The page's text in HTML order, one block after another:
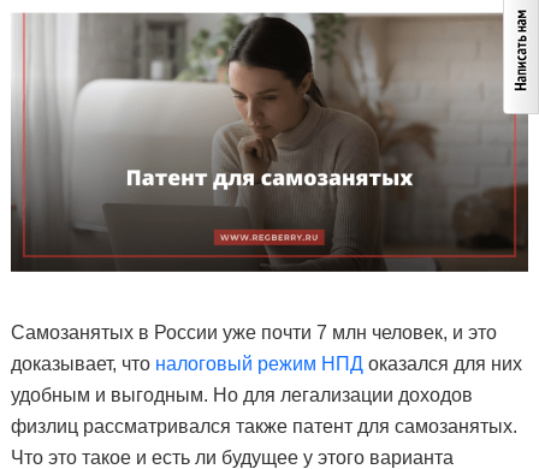
Самозанятых в России уже почти 7 млн человек, и это
доказывает, что налоговый режим НПДоказался для них
удобным и выгодным. Но для легализации доходов
физлиц рассматривался также патент для самозанятых.
Что это такое и есть ли будущее у этого варианта